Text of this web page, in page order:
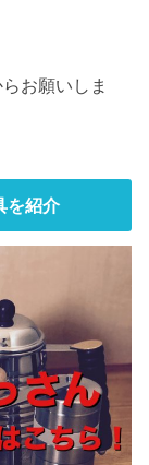
お願いしま
を紹介